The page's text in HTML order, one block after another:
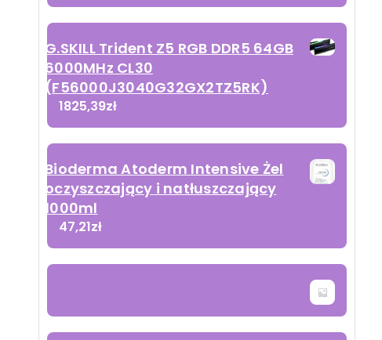
G.SKILL Trident Z5 RGB DDR5 64GB
6000MHz CL30
(F56000J3040G32GX2TZ5RK)
1825,39zł
Bioderma Atoderm Intensive Żel
oczyszczający i natłuszczający
1000ml
47,21zł